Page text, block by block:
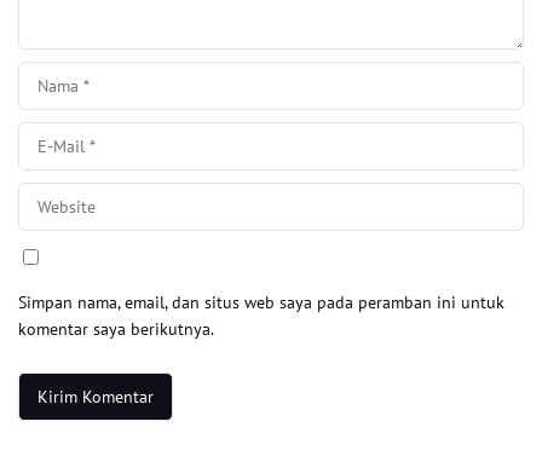
Simpan nama, email, dan situs web saya pada peramban ini untuk
komentar saya berikutnya.